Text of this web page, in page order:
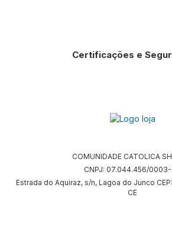
Certificações e
COMUNIDADE CATOLICA
CNPJ: 07.044.456/
Estrada do Aquiraz, s/n, Lagoa do Junco
CE